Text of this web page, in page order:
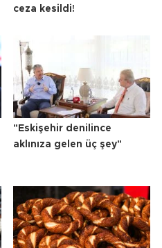
ceza kesildi!
"Eskişehir denilince
aklınıza gelen üç şey"